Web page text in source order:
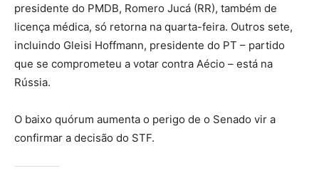
presidente do PMDB, Romero Jucá (RR), também de
licença médica, só retorna na quarta-feira. Outros sete,
incluindo Gleisi Hoffmann, presidente do PT – partido
que se comprometeu a votar contra Aécio – está na
Rússia.
O baixo quórum aumenta o perigo de o Senado vir a
confirmar a decisão do STF.